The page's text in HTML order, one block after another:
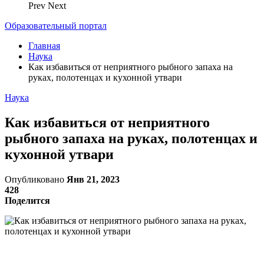
Prev Next
Образовательный портал
Главная
Наука
Как избавиться от неприятного рыбного запаха на
руках, полотенцах и кухонной утвари
Наука
Как избавиться от неприятного
рыбного запаха на руках, полотенцах и
кухонной утвари
Опубликовано Янв 21, 2023
428
Поделится